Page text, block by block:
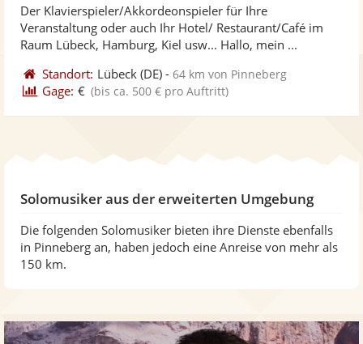
Der Klavierspieler/Akkordeonspieler für Ihre
Veranstaltung oder auch Ihr Hotel/ Restaurant/Café im
Raum Lübeck, Hamburg, Kiel usw... Hallo, mein ...
Standort: Lübeck (DE) -64 km von Pinneberg
Gage: € (bis ca. 500 € pro Auftritt)
Solomusiker aus der erweiterten Umgebung
Die folgenden Solomusiker bieten ihre Dienste ebenfalls
in Pinneberg an, haben jedoch eine Anreise von mehr als
150 km.